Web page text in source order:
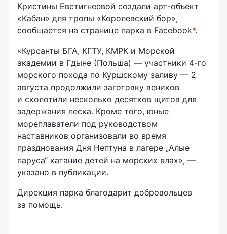
Кристины Евстигнеевой создали арт-объект
«Кабан» для тропы «Королевский бор»,
сообщается на странице парка в Facebook*.
«Курсанты БГА, КГТУ, КМРК и Морской
академии в Гдыне (Польша) — участники 4-го
морского похода по Куршскому заливу — 2
августа продолжили заготовку веников
и сколотили несколько десятков щитов для
задержания песка. Кроме того, юные
мореплаватели под руководством
наставников организовали во время
празднования Дня Нептуна в лагере „Алые
паруса“ катание детей на морских ялах», —
указано в публикации.
Дирекция парка благодарит добровольцев
за помощь.